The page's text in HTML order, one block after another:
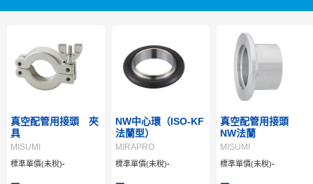
真空配管用接頭 夾
具
MISUMI
標準單價(未稅)-
NW中心環（ISO-KF
法蘭型）
MIRAPRO
標準單價(未稅)-
真空配管用接頭
NW法蘭
MISUMI
標準單價(未稅)-